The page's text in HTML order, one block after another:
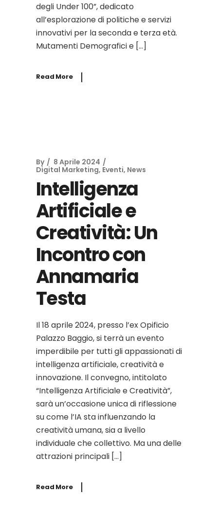
degli Under 100”, dedicato
all’esplorazione di politiche e servizi
innovativi per la seconda e terza età.
Mutamenti Demografici e […]
Read More
By
8 Aprile 2024
Digital Marketing, Eventi, News
Intelligenza
Artificiale e
Creatività: Un
Incontro con
Annamaria
Testa
Il 18 aprile 2024, presso l’ex Opificio
Palazzo Baggio, si terrà un evento
imperdibile per tutti gli appassionati di
intelligenza artificiale, creatività e
innovazione. Il convegno, intitolato
“Intelligenza Artificiale e Creatività”,
sarà un’occasione unica di riflessione
su come l’IA sta influenzando la
creatività umana, sia a livello
individuale che collettivo. Ma una delle
attrazioni principali […]
Read More